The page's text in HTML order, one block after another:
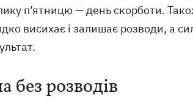
п’ятницю — день скорботи.
висихає і залишає розводи, а
без розводів